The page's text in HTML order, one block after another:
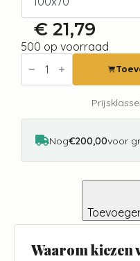
€ 21,79
500 op voorraad
Fotobehang
Summer
with
flowers
and
Prijsklasse:
Nog€200,00voor
Waarom kiezen